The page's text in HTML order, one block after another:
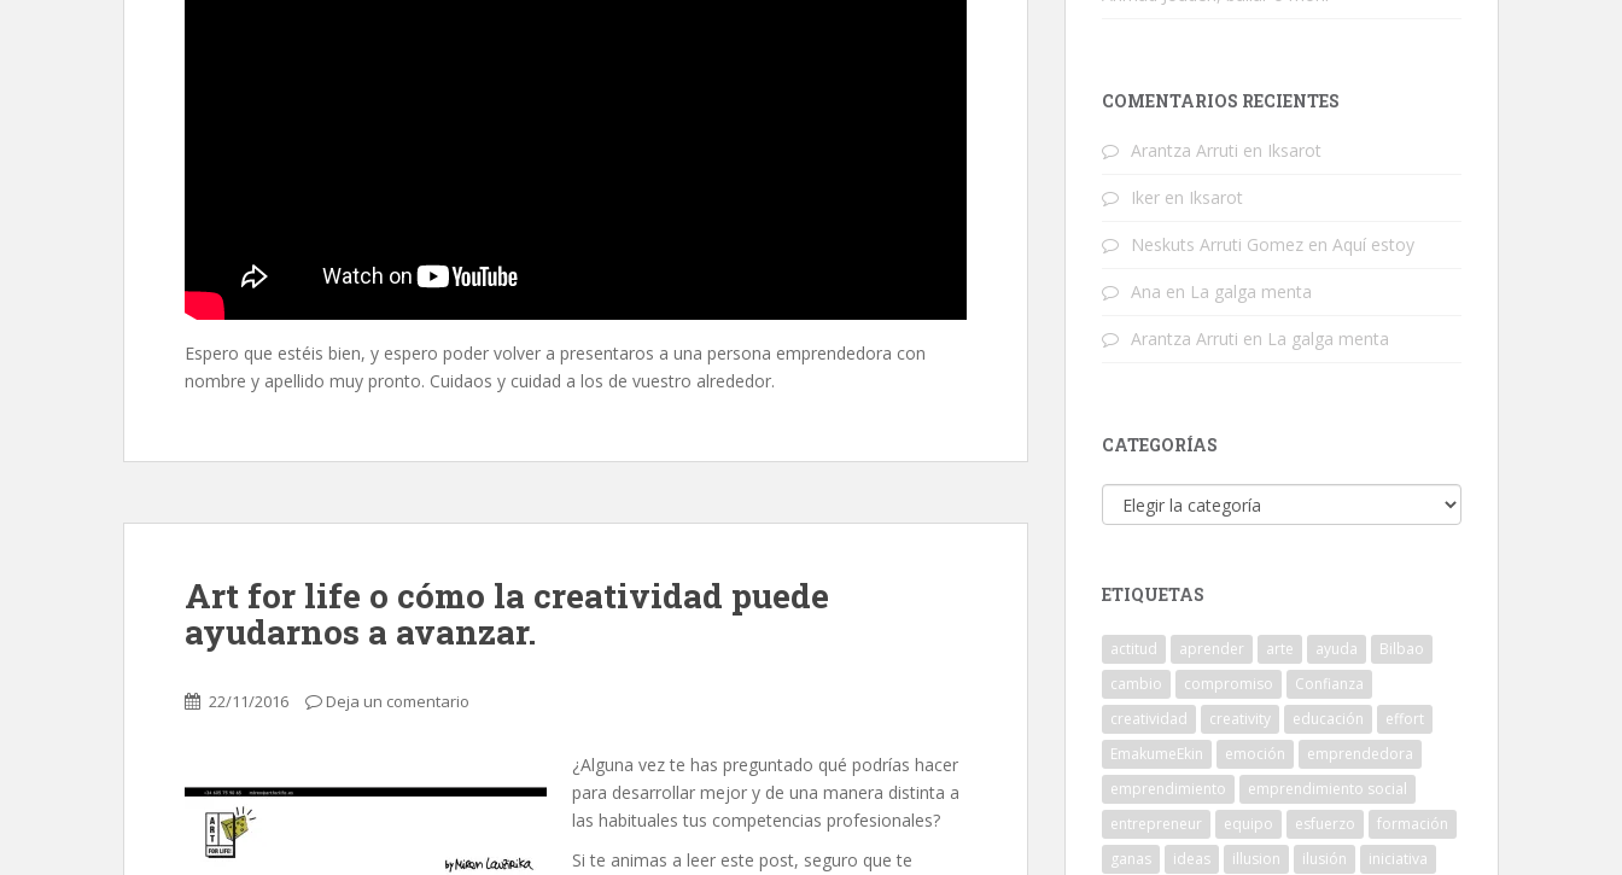
Espero que estéis bien, y espero poder volver a presentaros a una persona emprendedora con
nombre y apellido muy pronto. Cuidaos y cuidad a los de vuestro alrededor.
Art for life o cómo la creatividad puede
ayudarnos a avanzar.
22/11/2016 Deja un comentario
¿Alguna vez te has preguntado qué podrías hacer
para desarrollar mejor y de una manera distinta a
las habituales tus competencias profesionales?
Si te animas a leer este post, seguro que te
COMENTARIOS RECIENTES
Arantza Arruti en Iksarot
Iker en Iksarot
Neskuts Arruti Gomez en Aquí estoy
Ana en La galga menta
Arantza Arruti en La galga menta
CATEGORÍAS
Categorías
ETIQUETAS
actitud aprender arte ayuda
Bilbao
cambio
compromiso
Confianza
creatividad
creativity educación
effort
EmakumeEkin
emoción
emprendedora
emprendimiento
emprendimiento social
entrepreneur
equipo esfuerzo
formación
ganas
ideas illusion ilusión
iniciativa